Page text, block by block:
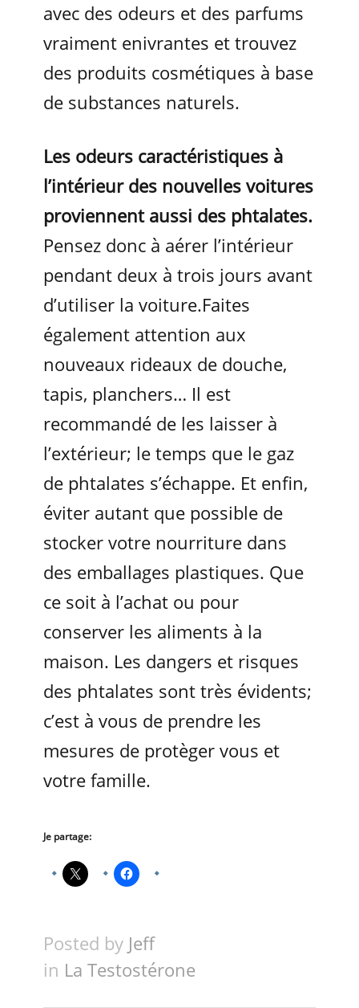
avec des odeurs et des parfums
vraiment enivrantes et trouvez
des produits cosmétiques à base
de substances naturels.
Les odeurs caractéristiques à
l’intérieur des nouvelles voitures
proviennent aussi des phtalates.
Pensez donc à aérer l’intérieur
pendant deux à trois jours avant
d’utiliser la voiture.Faites
également attention aux
nouveaux rideaux de douche,
tapis, planchers… Il est
recommandé de les laisser à
l’extérieur; le temps que le gaz
de phtalates s’échappe. Et enfin,
éviter autant que possible de
stocker votre nourriture dans
des emballages plastiques. Que
ce soit à l’achat ou pour
conserver les aliments à la
maison. Les dangers et risques
des phtalates sont très évidents;
c’est à vous de prendre les
mesures de protèger vous et
votre famille.
Je partage:
Posted by Jeff
in La Testostérone